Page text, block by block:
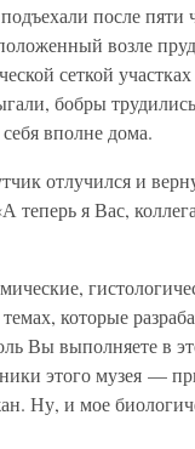
после
возле
сеткой
бобры
вполне дома.
отлучился и
я Вас,
которые
Вы выполняете в
этого музея —
Ну, и мое